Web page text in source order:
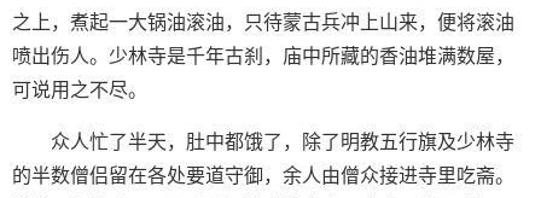
之上，煮起一大锅油滚油，只待蒙古兵冲上山来，便将滚油
喷出伤人。少林寺是千年古刹，庙中所藏的香油堆满数屋，
可说用之不尽。
众人忙了半天，肚中都饿了，除了明教五行旗及少林寺
的半数僧侣留在各处要道守御，余人由僧众接进寺里吃斋。